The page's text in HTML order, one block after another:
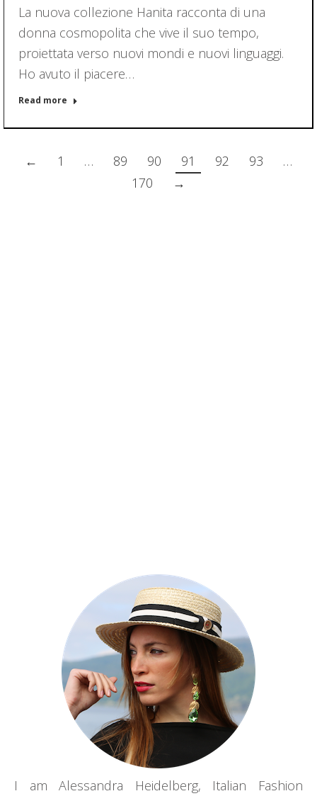
La nuova collezione Hanita racconta di una
donna cosmopolita che vive il suo tempo,
proiettata verso nuovi mondi e nuovi linguaggi.
Ho avuto il piacere…
Read more
← 1 … 89 90 91 92 93
…
170
→
I am Alessandra Heidelberg, Italian Fashion